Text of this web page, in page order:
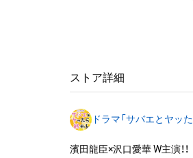
それらの権利につき登録等
託を受けている者によって
・本アイテムの著作権を有
する権利」の範囲を超えた
ストア詳細
ドラマ「サバエとヤッ
濱田龍臣×沢口愛華 W主演！！